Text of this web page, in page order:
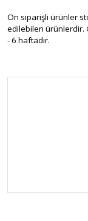
Ön siparişli ürünler
edilebilen ürünlerdir.
- 6 haftadır.